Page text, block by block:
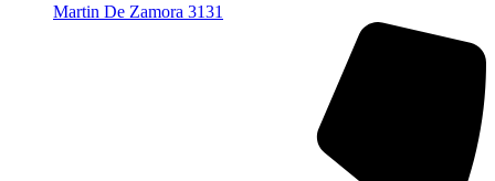
Martin De Zamora 3131